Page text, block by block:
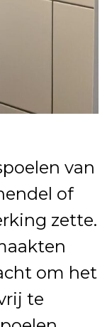
van
of
zette.
om het
te